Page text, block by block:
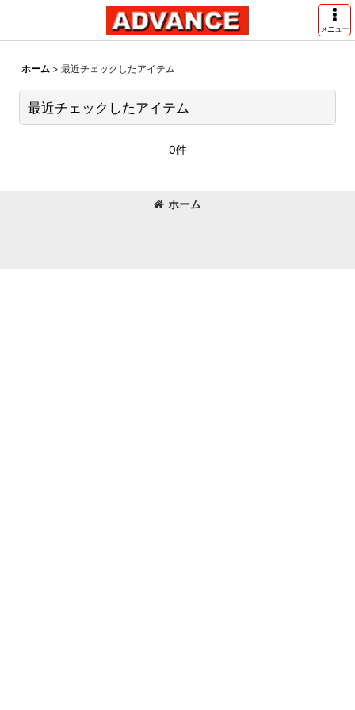
メニュー
ホーム > 最近チェックしたアイテム
最近チェックしたアイテム
0件
ホーム